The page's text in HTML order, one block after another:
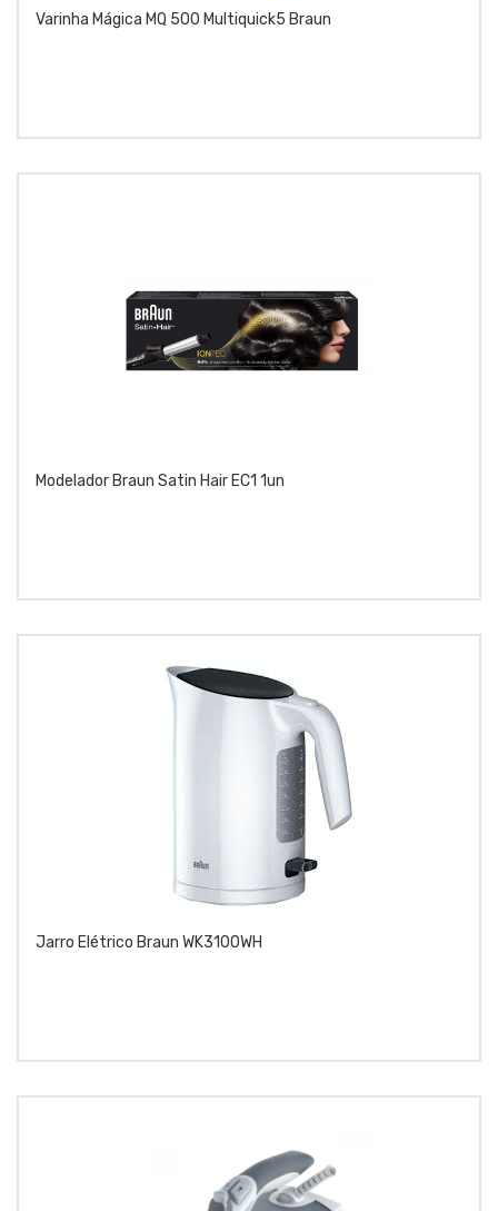
Varinha Mágica MQ 500 Multiquick5 Braun
Modelador Braun Satin Hair EC1 1un
Jarro Elétrico Braun WK3100WH